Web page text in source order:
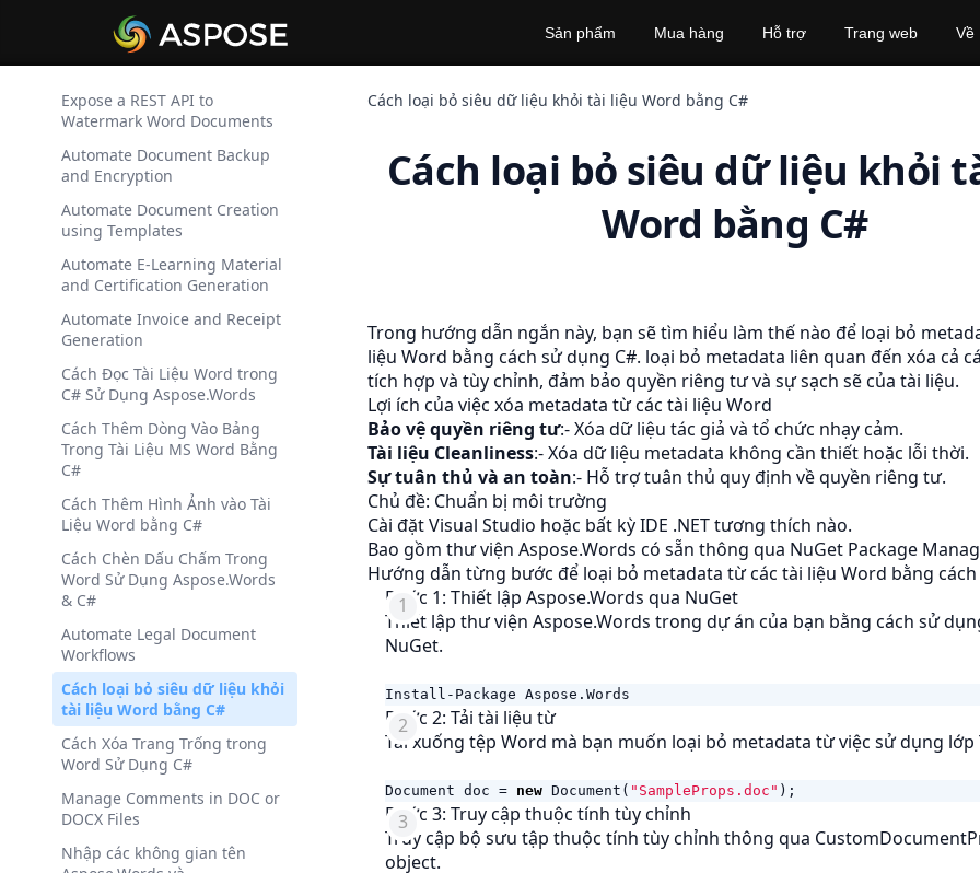
Sản phẩm Mua hàng Hỗ trợ Trang web Về
Expose a REST API to
Watermark Word Documents
Automate Document Backup
and Encryption
Automate Document Creation
using Templates
Automate E-Learning Material
and Certification Generation
Automate Invoice and Receipt
Generation
Cách Đọc Tài Liệu Word trong
C# Sử Dụng Aspose.Words
Cách Thêm Dòng Vào Bảng
Trong Tài Liệu MS Word Bằng
C#
Cách Thêm Hình Ảnh vào Tài
Liệu Word bằng C#
Cách Chèn Dấu Chấm Trong
Word Sử Dụng Aspose.Words
& C#
Automate Legal Document
Workflows
Cách loại bỏ siêu dữ liệu khỏi
tài liệu Word bằng C#
Cách Xóa Trang Trống trong
Word Sử Dụng C#
Manage Comments in DOC or
DOCX Files
Nhập các không gian tên
Cách loại bỏ siêu dữ liệu khỏi tài liệu Word bằng C#
Cách loại bỏ siêu dữ liệu khỏi
Word bằng C#
Trong hướng dẫn ngắn này, bạn sẽ tìm hiểu làm thế nào để loại bỏ
liệu Word bằng cách sử dụng C#. loại bỏ metadata liên quan đến xóa cả
tích hợp và tùy chỉnh, đảm bảo quyền riêng tư và sự sạch sẽ của tài liệu.
Lợi ích của việc xóa metadata từ các tài liệu Word
Bảo vệ quyền riêng tư:- Xóa dữ liệu tác giả và tổ chức nhạy cảm.
Tài liệu Cleanliness:- Xóa dữ liệu metadata không cần thiết hoặc lỗi thời.
Sự tuân thủ và an toàn:- Hỗ trợ tuân thủ quy định về quyền riêng tư.
Chủ đề: Chuẩn bị môi trường
Cài đặt Visual Studio hoặc bất kỳ IDE .NET tương thích nào.
Bao gồm thư viện Aspose.Words có sẵn thông qua NuGet Package
Hướng dẫn từng bước để loại bỏ metadata từ các tài liệu Word bằng
Bước 1: Thiết lập Aspose.Words qua NuGet
Thiết lập thư viện Aspose.Words trong dự án của bạn bằng cách sử
NuGet.
Install - Package Aspose . Words
Bước 2: Tải tài liệu từ
Tải xuống tệp Word mà bạn muốn loại bỏ metadata từ việc sử dụng lớp
Document doc = new Document ( "SampleProps.doc" );
Bước 3: Truy cập thuộc tính tùy chỉnh
Truy cập bộ sưu tập thuộc tính tùy chỉnh thông qua
object.